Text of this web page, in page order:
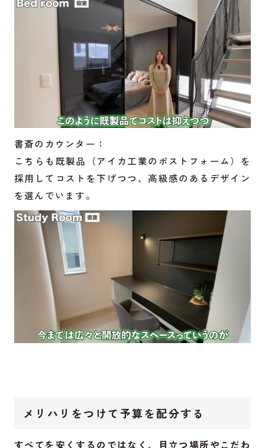
書斎のカウンター：
こちらも既製品（アイカ工業のポストフォーム）を
採用してコストを下げつつ、高級感のあるデザイン
を選んでいます。
メリハリをつけて予算を配分する
すべてを安くするのではなく、目立つ場所やこだわ